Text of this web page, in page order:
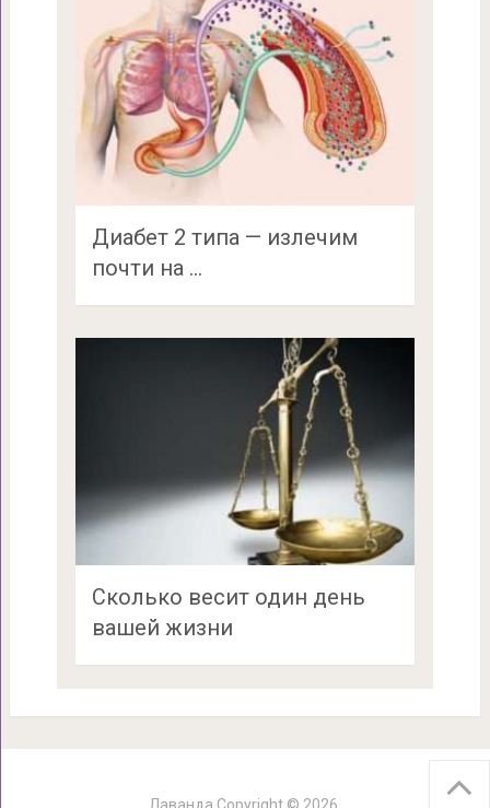
Диабет 2 типа — излечим
почти на …
Сколько весит один день
вашей жизни
Лаванда Copyright © 2026.